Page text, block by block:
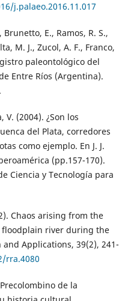
j.palaeo.2016.11.017
E., Ramos, R. S.,
M. J., Zucol, A. F., Franco,
paleontológico del
Entre Ríos (Argentina).
V. (2004). ¿Son los
del Plata, corredores
como ejemplo. En J. J.
(pp.157-170).
Ciencia y Tecnología para
Chaos arising from the
river during the
Applications, 39(2), 241-
rra.4080
de la